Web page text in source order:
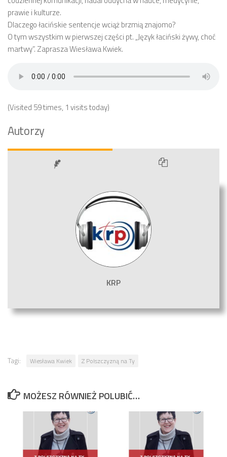
prawie i kulturze.
Dlaczego łacińskie sentencje wciąż brzmią znajomo?
O tym wszystkim w pierwszej części pt. „Język łaciński żywy, choć
martwy”. Zaprasza Wiesława Kwiek.
(Visited 59 times, 1 visits today)
Autorzy
KRP
Tagi: Wiesława Kwiek Z Polszczyzną na Ty
MOŻESZ RÓWNIEŻ POLUBIĆ…